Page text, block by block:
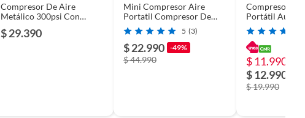
Compresor De Aire
Metálico 300psi Con
$ 29.390
Mini Compresor Aire
Portatil Compresor De
Aire Auto 12v Neum
5 (3)
$ 22.990 -49%
$ 44.990
Compresor
Portátil
100psi
$ 11.990
$ 12.990
$ 19.990